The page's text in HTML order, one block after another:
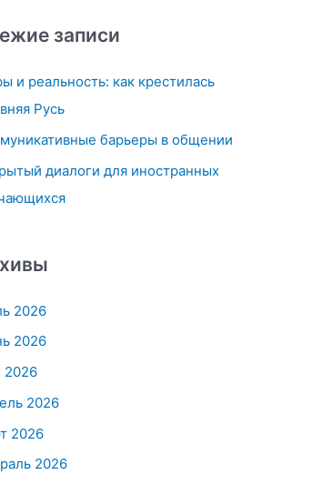
записи
и реальность: как крестилась
Русь
барьеры в общении
диалоги для иностранных
2026
2026
2026
2026
2026
2026